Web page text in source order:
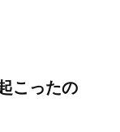
こったの